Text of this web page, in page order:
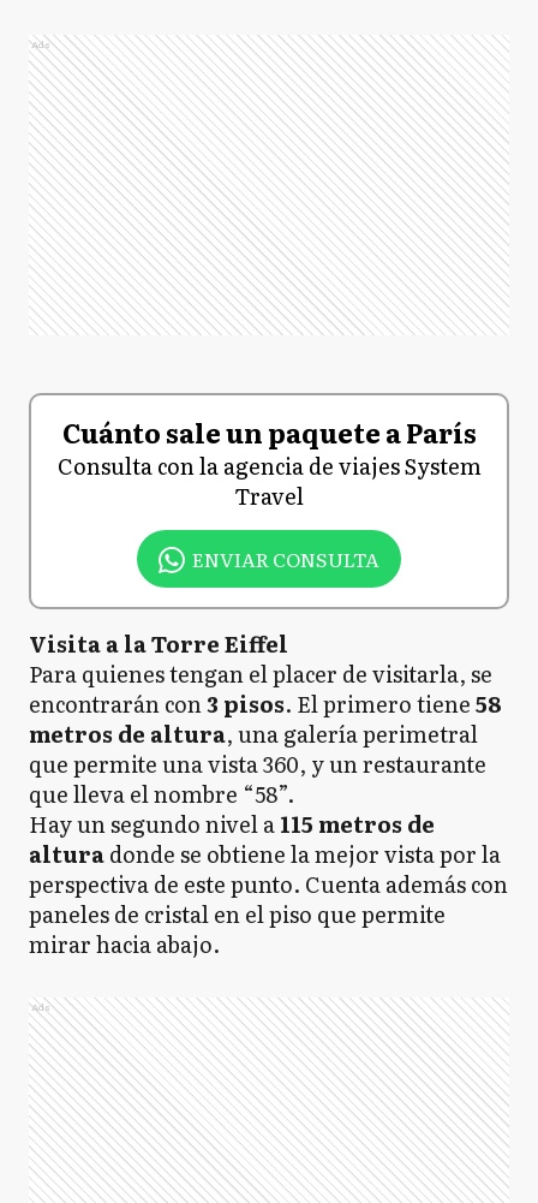
Ads
Cuánto sale un paquete a París
Consulta con la agencia de viajes System
Travel
ENVIAR CONSULTA
Visita a la Torre Eiffel
Para quienes tengan el placer de visitarla, se
encontrarán con3 pisos. El primero tiene58
metros de altura, una galería perimetral
que permite una vista 360, y un restaurante
que lleva el nombre “58”.
Hay un segundo nivel a115 metros de
alturadonde se obtiene la mejor vista por la
perspectiva de este punto. Cuenta además con
paneles de cristal en el piso que permite
mirar hacia abajo.
Ads